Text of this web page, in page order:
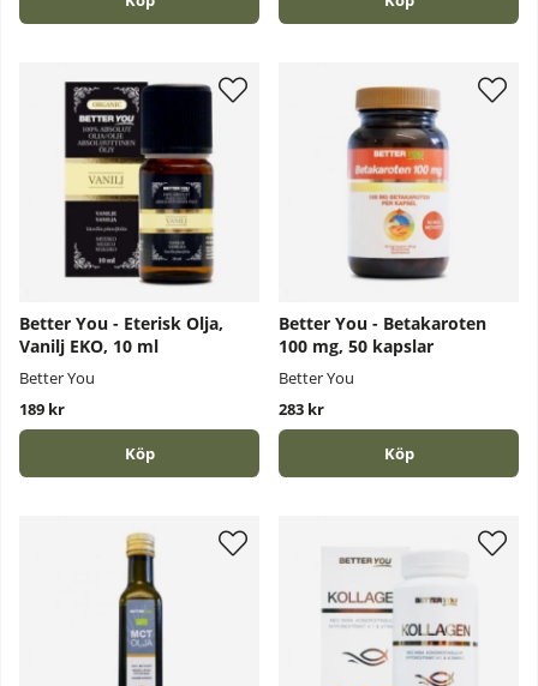
Better You - Eterisk Olja,
Vanilj EKO, 10 ml
Better You
189 kr
Köp
Better You - Betakaroten
100 mg, 50 kapslar
Better You
283 kr
Köp